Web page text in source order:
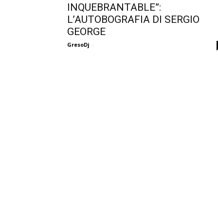
INQUEBRANTABLE”:
L’AUTOBOGRAFIA DI SERGIO
GEORGE
GresoDj -